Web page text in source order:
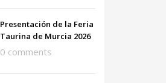
Presentación de la Feria
Taurina de Murcia 2026
0 comments